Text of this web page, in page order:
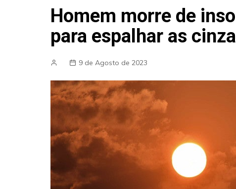
Homem morre de
para espalhar as
9 de Agosto de 2023